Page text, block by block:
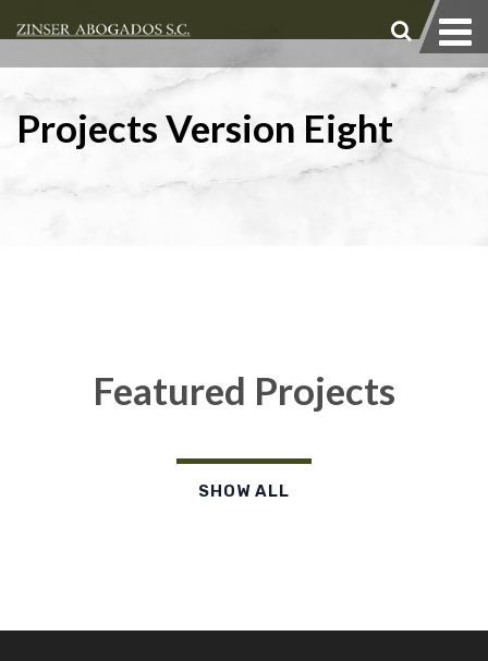
Projects Version Eight
Featured Projects
SHOW ALL